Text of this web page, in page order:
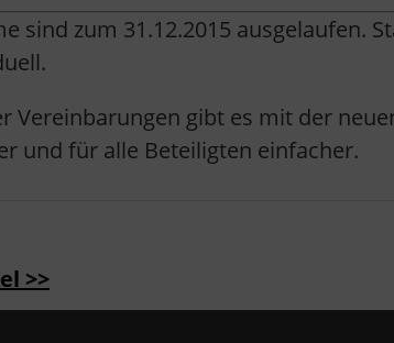
sind zum 31.12.2015 ausgelaufen.
Vereinbarungen gibt es mit der
und für alle Beteiligten einfacher.
>>